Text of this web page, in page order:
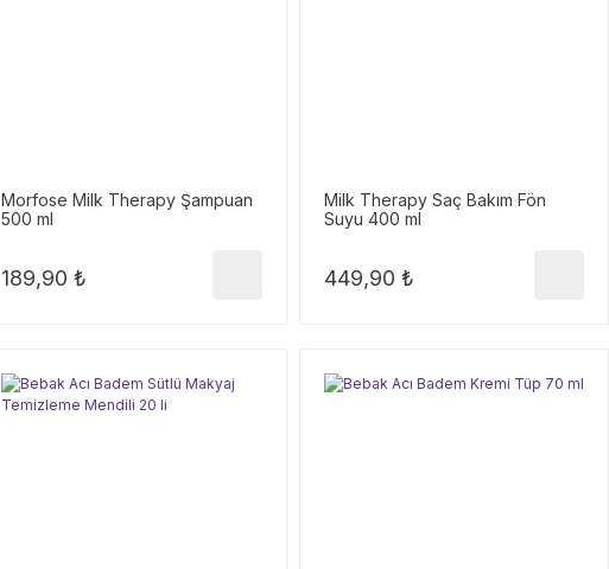
Morfose Milk Therapy Şampuan
500 ml
189,90 ₺
Milk Therapy Saç Bakım Fön
Suyu 400 ml
449,90 ₺